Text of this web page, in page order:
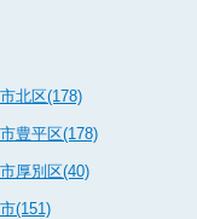
北区(178)
豊平区(178)
厚別区(40)
(151)